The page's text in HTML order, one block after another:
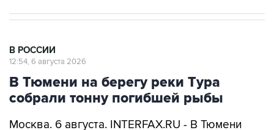
В РОССИИ
12:54, 6 августа 2026
В Тюмени на берегу реки Тура
собрали тонну погибшей рыбы
Москва. 6 августа. INTERFAX.RU - В Тюмени